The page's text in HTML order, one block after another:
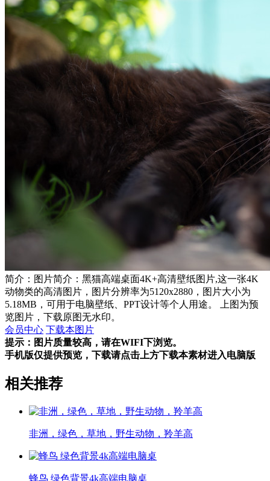
简介：图片简介：黑猫高端桌面4K+高清壁纸图片,这一张4K
动物类的高清图片，图片分辨率为5120x2880，图片大小为
5.18MB，可用于电脑壁纸、PPT设计等个人用途。 上图为预
览图片，下载原图无水印。
会员中心 下载本图片
提示：图片质量较高，请在WIFI下浏览。
手机版仅提供预览，下载请点击上方下载本素材进入电脑版
相关推荐
非洲，绿色，草地，野生动物，羚羊高
蜂鸟 绿色背景4k高端电脑桌